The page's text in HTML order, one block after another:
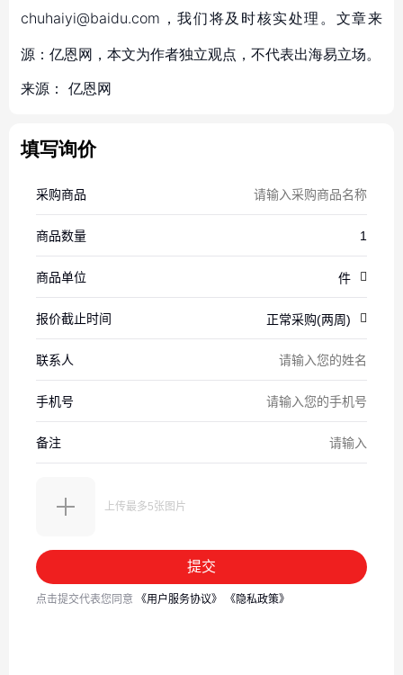
chuhaiyi@baidu.com，我们将及时核实处理。文章来
源：亿恩网，本文为作者独立观点，不代表出海易立场。
来源： 亿恩网
填写询价